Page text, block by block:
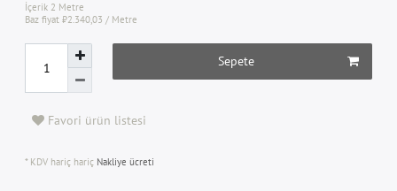
İçerik 2 Metre
Baz fiyat₺2.340,03 / Metre
Sepete
Favori ürün listesi
* KDV hariç hariç Nakliye ücreti